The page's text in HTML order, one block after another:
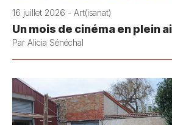
16 juillet 2026 - Art(isanat)
Un mois de cinéma en plein
Par Alicia Sénéchal